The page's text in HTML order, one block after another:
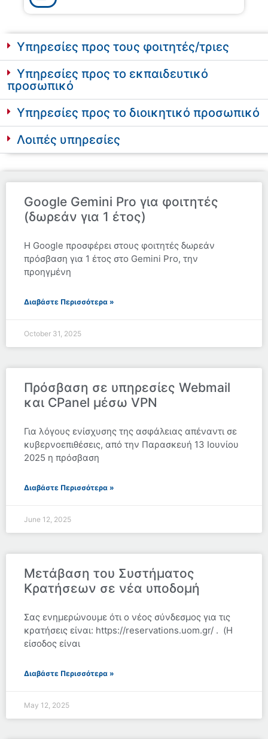
Υπηρεσίες προς τους φοιτητές/τριες
Υπηρεσίες προς το εκπαιδευτικό
προσωπικό
Υπηρεσίες προς το διοικητικό προσωπικό
Λοιπές υπηρεσίες
Google Gemini Pro για φοιτητές
(δωρεάν για 1 έτος)
Η Google προσφέρει στους φοιτητές δωρεάν
πρόσβαση για 1 έτος στο Gemini Pro, την
προηγμένη
Διαβάστε Περισσότερα »
October 31, 2025
Πρόσβαση σε υπηρεσίες Webmail
και CPanel μέσω VPN
Για λόγους ενίσχυσης της ασφάλειας απέναντι σε
κυβερνοεπιθέσεις, από την Παρασκευή 13 Ιουνίου
2025 η πρόσβαση
Διαβάστε Περισσότερα »
June 12, 2025
Μετάβαση του Συστήματος
Κρατήσεων σε νέα υποδομή
Σας ενημερώνουμε ότι ο νέος σύνδεσμος για τις
κρατήσεις είναι: https://reservations.uom.gr/ . (Η
είσοδος είναι
Διαβάστε Περισσότερα »
May 12, 2025